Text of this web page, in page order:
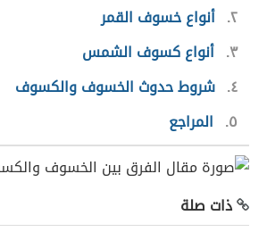
٢ أنواع خسوف القمر
٣ أنواع كسوف الشمس
٤ شروط حدوث الخسوف والكسوف
٥
المراجع
ذات صلة